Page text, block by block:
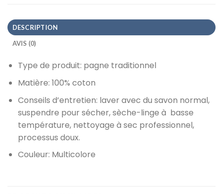
DESCRIPTION
AVIS (0)
Type de produit: pagne traditionnel
Matière: 100% coton
Conseils d’entretien: laver avec du savon normal,
suspendre pour sécher, sèche-linge à basse
température, nettoyage à sec professionnel,
processus doux.
Couleur: Multicolore